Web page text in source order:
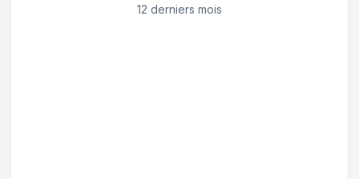
12 derniers mois